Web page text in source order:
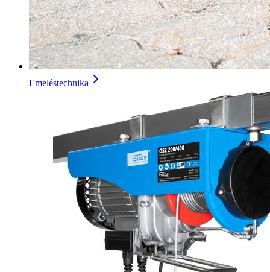
Emeléstechnika